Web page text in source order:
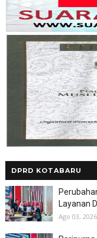
DPRD KOTABARU
Layanan
Ago 03, 2026